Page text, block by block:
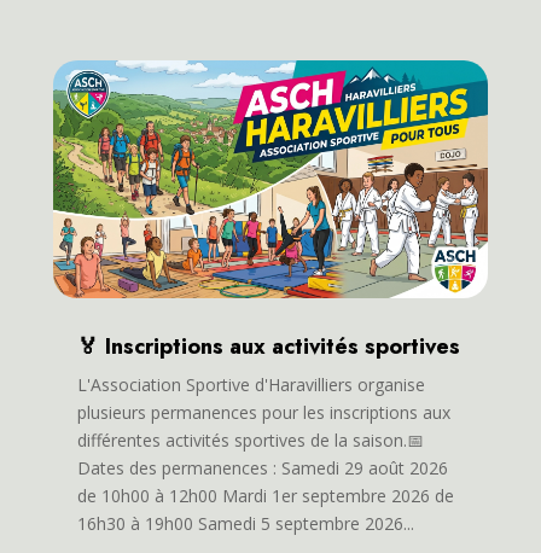
🏅 Inscriptions aux activités sportives
L'Association Sportive d'Haravilliers organise
plusieurs permanences pour les inscriptions aux
différentes activités sportives de la saison.📅
Dates des permanences : Samedi 29 août 2026
de 10h00 à 12h00 Mardi 1er septembre 2026 de
16h30 à 19h00 Samedi 5 septembre 2026...